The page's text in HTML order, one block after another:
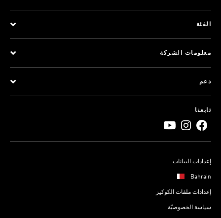
الفئة
معلومات الشركة
دعم
تابعنا
إعدادات البيانات
Bahrain
إعدادات ملفات الكوكيز
سياسة الخصوصيّة